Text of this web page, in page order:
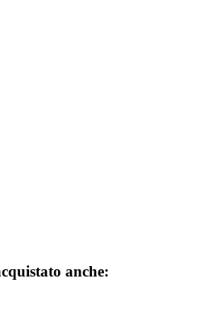
anche: